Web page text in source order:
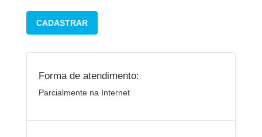
CADASTRAR
Forma de atendimento:
Parcialmente na Internet